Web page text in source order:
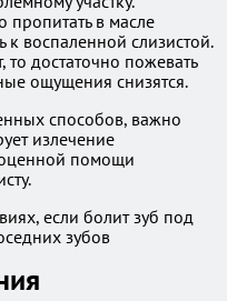
пропитать в масле
воспаленной слизистой.
то достаточно пожевать
ощущения снизятся.
способов, важно
излечение
помощи